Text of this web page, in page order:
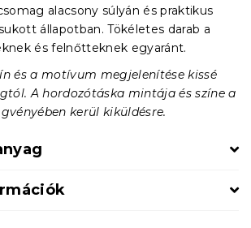
alacsony súlyán és praktikus
állapotban. Tökéletes darab a
és felnőtteknek egyaránt.
és a motívum megjelenítése kissé
A hordozótáska mintája és színe a
kerül kiküldésre.